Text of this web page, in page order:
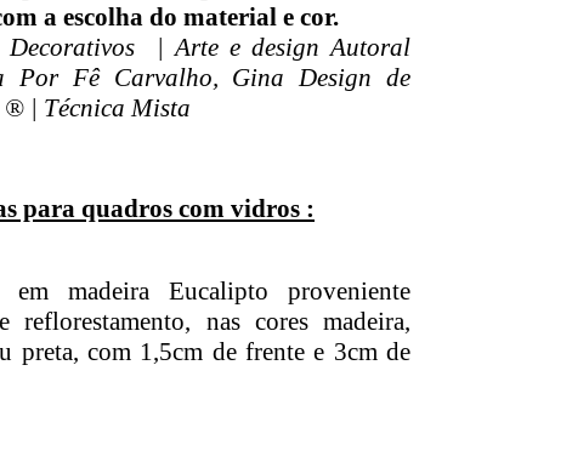
a escolha do material e cor.
Decorativos | Arte e design Autoral
Por Fê Carvalho, Gina Design de
® | Técnica Mista
para quadros com vidros :
em madeira Eucalipto proveniente
reflorestamento, nas cores madeira,
preta, com 1,5cm de frente e 3cm de